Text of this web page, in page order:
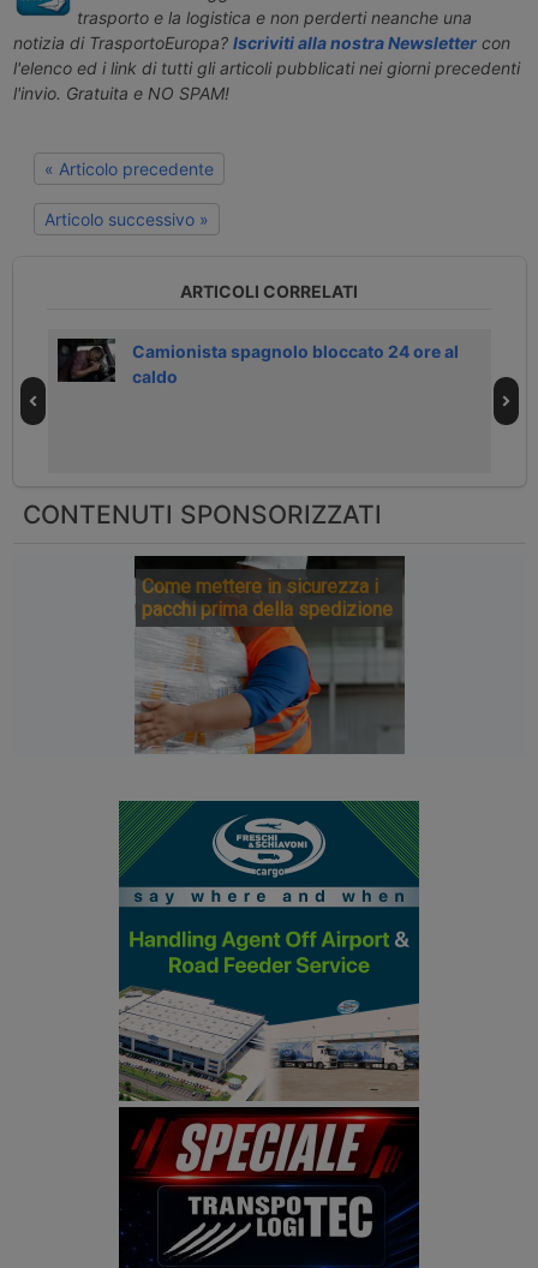
trasporto e la logistica e non perderti neanche una
notizia di TrasportoEuropa? Iscriviti alla nostra Newslettercon
l'elenco ed i link di tutti gli articoli pubblicati nei giorni precedenti
l'invio. Gratuita e NO SPAM!
« Articolo precedente
Articolo successivo »
ARTICOLI CORRELATI
Camionista spagnolo bloccato 24 ore al
caldo
CONTENUTI SPONSORIZZATI
Come mettere in sicurezza i
pacchi prima della spedizione